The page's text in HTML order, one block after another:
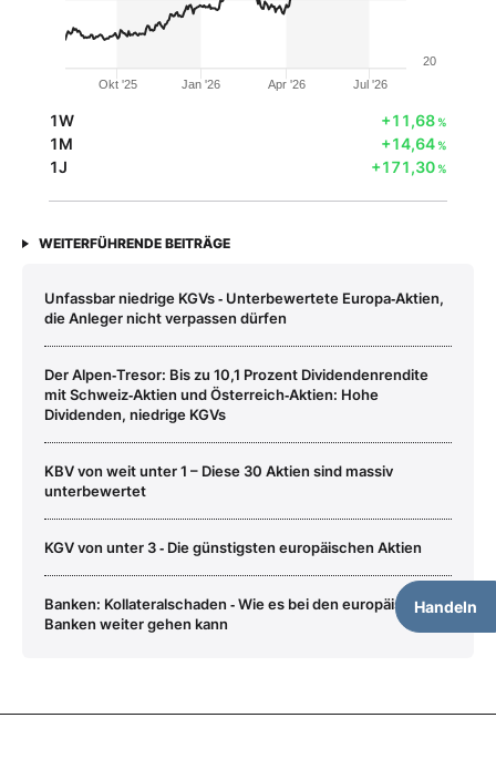
Handeln
Okt '25 Jan '26 Apr '26 Jul '26
20
1W +11,68%
1M +14,64%
1J +171,30%
WEITERFÜHRENDE BEITRÄGE
Unfassbar niedrige KGVs ‑ Unterbewertete Europa‑Aktien,
die Anleger nicht verpassen dürfen
Der Alpen‑Tresor: Bis zu 10,1 Prozent Dividendenrendite
mit Schweiz‑Aktien und Österreich‑Aktien: Hohe
Dividenden, niedrige KGVs
KBV von weit unter 1 – Diese 30 Aktien sind massiv
unterbewertet
KGV von unter 3 ‑ Die günstigsten europäischen Aktien
Banken: Kollateralschaden ‑ Wie es bei den europäischen
Banken weiter gehen kann